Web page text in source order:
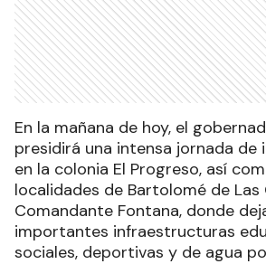
En la mañana de hoy, el
presidirá una intensa jornada de
en la colonia El Progreso, así
localidades de Bartolomé de Las
Comandante Fontana, donde
importantes infraestructuras
sociales, deportivas y de agua